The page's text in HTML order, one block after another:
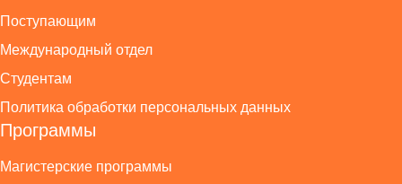
Поступающим
Международный отдел
Студентам
Политика обработки персональных данных
Программы
Магистерские программы